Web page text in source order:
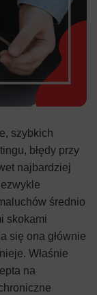
szybkich
błędy przy
najbardziej
średnio
skokami
się ona głównie
Właśnie
na